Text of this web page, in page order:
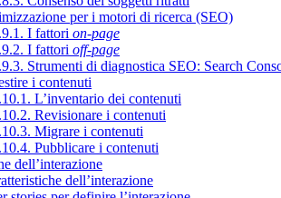
per i motori di ricerca (SEO)
I fattori on-page
I fattori off-page
Strumenti di diagnostica SEO: Search
i contenuti
L’inventario dei contenuti
Revisionare i contenuti
Migrare i contenuti
Pubblicare i contenuti
dell’interazione
dell’interazione